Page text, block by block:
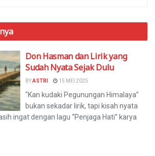
Don Hasman dan Lirik yang
Sudah Nyata Sejak Dulu
BYASTRI 15 MEI 2025
"Kan kudaki Pegunungan Himalaya”
bukan sekadar lirik, tapi kisah nyata
ingat dengan lagu “Penjaga Hati” karya